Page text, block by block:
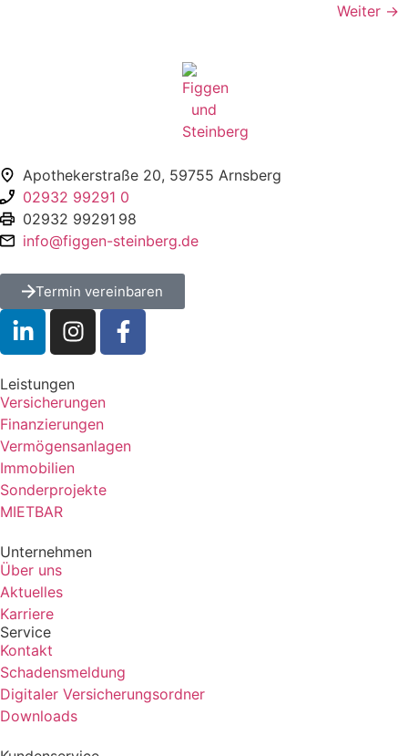
Weiter →
Apothekerstraße 20, 59755 Arnsberg
02932 99291 0
02932 99291 98
info@figgen-steinberg.de
Termin vereinbaren
Leistungen
Versicherungen
Finanzierungen
Vermögensanlagen
Immobilien
Sonderprojekte
MIETBAR
Unternehmen
Über uns
Aktuelles
Karriere
Service
Kontakt
Schadensmeldung
Digitaler Versicherungsordner
Downloads